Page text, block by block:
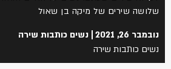
שלושה שירים של מיקה בן שאול
נובמבר 26, 2021
נשים כותבות שירה
נשים כותבות שירה